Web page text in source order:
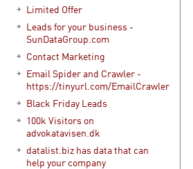
Limited Offer
Leads for your business -
SunDataGroup.com
Contact Marketing
Email Spider and Crawler -
https://tinyurl.com/EmailCrawler
Black Friday Leads
100k Visitors on
advokatavisen.dk
datalist.biz has data that can
help your company